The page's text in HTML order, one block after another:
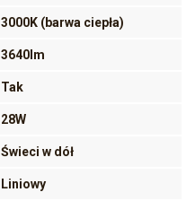
3000K (barwa ciepła)
3640lm
Tak
28W
Świeci w dół
Liniowy